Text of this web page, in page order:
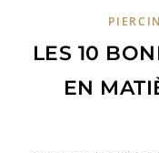
LES 10
EN